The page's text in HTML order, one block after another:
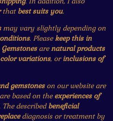
that best suits you.
may vary slightly depending on
. Pleasekeep this in
Gemstonesarenatural products
color variations, orinclusions of
gemstoneson our website are
based on the experiences of
The describedbeneficial
diagnosis or treatment by